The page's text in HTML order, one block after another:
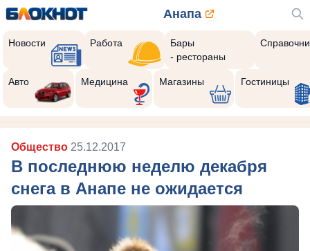
Анапа
Новости Работа
Бары
- рестораны
Авто Медицина Магазины Гостиницы
Общество 25.12.2017
В последнюю неделю декабря
снега в Анапе не ожидается